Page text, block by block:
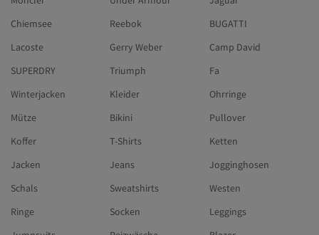
Chiemsee
Reebok
BUGATTI
Lacoste
Gerry Weber
Camp David
SUPERDRY
Triumph
Fa
Winterjacken
Kleider
Ohrringe
Mütze
Bikini
Pullover
Koffer
T-Shirts
Ketten
Jacken
Jeans
Jogginghosen
Schals
Sweatshirts
Westen
Ringe
Socken
Leggings